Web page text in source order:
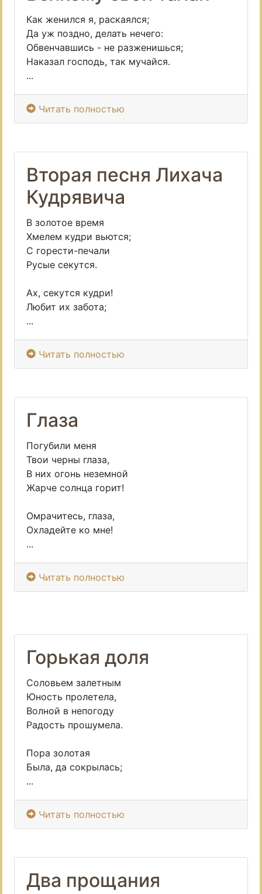
Как женился я, раскаялся;
Да уж поздно, делать нечего:
Обвенчавшись - не разженишься;
Наказал господь, так мучайся.
...
Читать полностью
Вторая песня Лихача
Кудрявича
В золотое время
Хмелем кудри вьются;
С горести-печали
Русые секутся.
Ах, секутся кудри!
Любит их забота;
...
Читать полностью
Глаза
Погубили меня
Твои черны глаза,
В них огонь неземной
Жарче солнца горит!
Омрачитесь, глаза,
Охладейте ко мне!
...
Читать полностью
Горькая доля
Соловьем залетным
Юность пролетела,
Волной в непогоду
Радость прошумела.
Пора золотая
Была, да сокрылась;
...
Читать полностью
Два прощания